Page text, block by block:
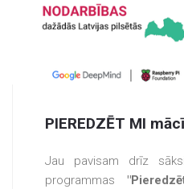
PIEREDZĒT MI
Jau pavisam drīz
programmas